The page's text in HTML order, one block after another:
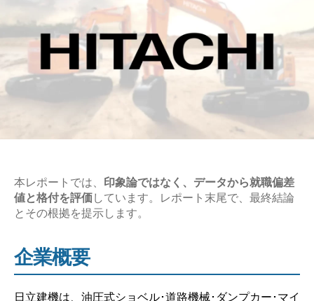
本レポートでは、
印象論ではなく、データから就職偏差
値と格付を評価しています。レポート末尾で、最終結論
とその根拠を提示します。
企業概要
日立建機は、油圧式ショベル･道路機械･ダンプカー･マイ